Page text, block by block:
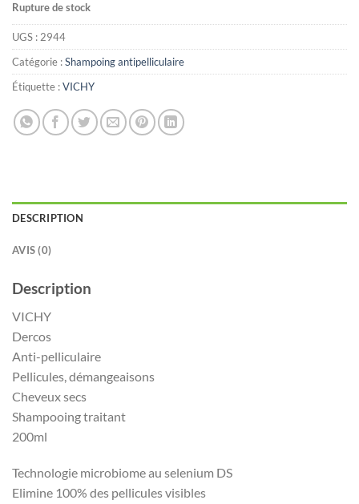
Rupture de stock
UGS : 2944
Catégorie :Shampoing antipelliculaire
Étiquette :VICHY
DESCRIPTION
AVIS (0)
Description
VICHY
Dercos
Anti-pelliculaire
Pellicules, démangeaisons
Cheveux secs
Shampooing traitant
200ml
Technologie microbiome au selenium DS
Elimine 100% des pellicules visibles